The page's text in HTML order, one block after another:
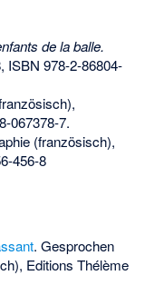
de la balle.
ISBN 978-2-86804-
067378-7.
(französisch),
456-8
. Gesprochen
Editions Thélème